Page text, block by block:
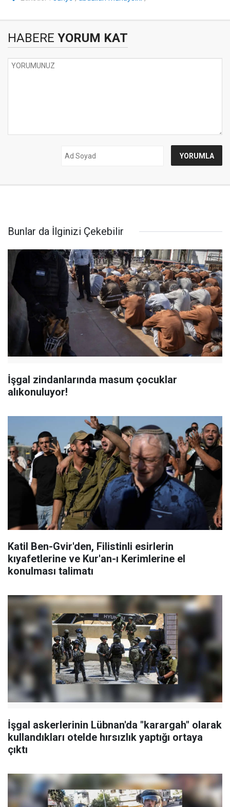
HABERE YORUM KAT
Bunlar da İlginizi Çekebilir
İşgal zindanlarında masum çocuklar
alıkonuluyor!
Katil Ben-Gvir'den, Filistinli esirlerin
kıyafetlerine ve Kur'an-ı Kerimlerine el
konulması talimatı
İşgal askerlerinin Lübnan'da "karargah" olarak
kullandıkları otelde hırsızlık yaptığı ortaya
çıktı